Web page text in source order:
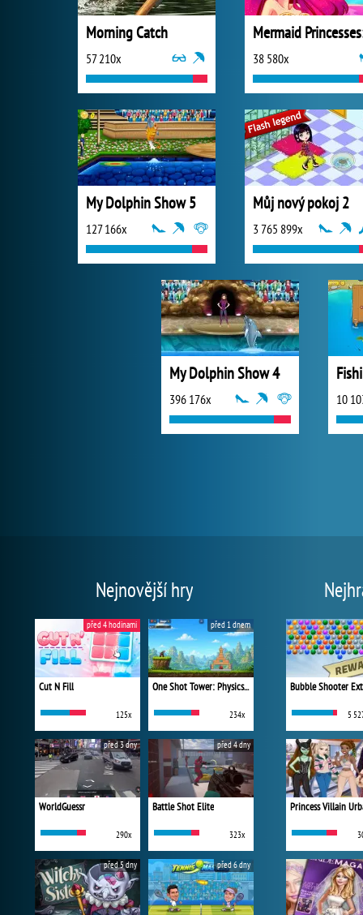
Morning Catch
57 210x 38 580x
My Dolphin Show 5
127 166x
Můj nový pokoj 2
3 765 899x
My Dolphin Show 4
396 176x 10
Nejnovější hry
Cut N Fill
125x
před 4 hodinami
One Shot Tower: Physics Destroyer
234x
před 1 dnem
WorldGuessr
290x
před 3 dny
Battle Shot Elite
323x
před 4 dny
před 5 dny před 6 dny
Bubble Shooter
5